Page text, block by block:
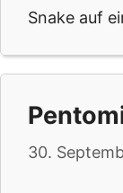
Snake auf
30.